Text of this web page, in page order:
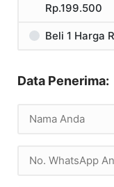
Rp.199.500
Beli 1 Harga
Data Penerima: